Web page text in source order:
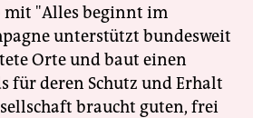
mit "Alles beginnt im
unterstützt bundesweit
Orte und baut einen
für deren Schutz und Erhalt
braucht guten, frei